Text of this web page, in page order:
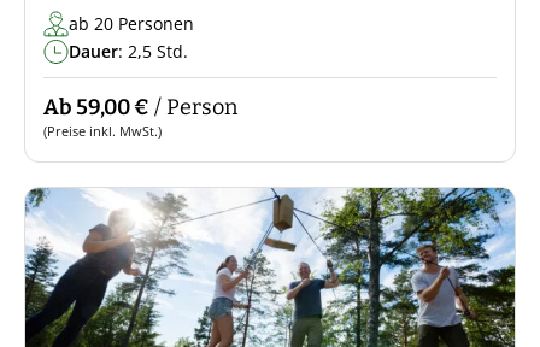
ab 20 Personen
Dauer: 2,5 Std.
Ab 59,00 € / Person
(Preise inkl. MwSt.)